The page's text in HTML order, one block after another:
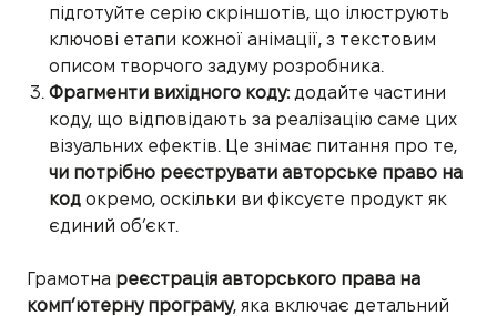
підготуйте серію скріншотів, що ілюструють
ключові етапи кожної анімації, з текстовим
описом творчого задуму розробника.
Фрагменти вихідного коду:додайте частини
коду, що відповідають за реалізацію саме цих
візуальних ефектів. Це знімає питання про те,
чи потрібно реєструвати авторське право на
код окремо, оскільки ви фіксуєте продукт як
єдиний об’єкт.
Грамотна реєстрація авторського права на
комп’ютерну програму, яка включає детальний